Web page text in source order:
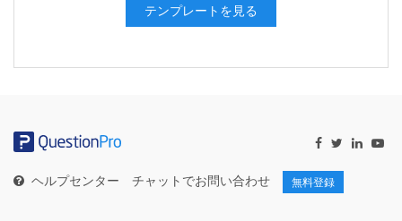
テンプレートを見る
ヘルプセンター チャットでお問い合わせ 無料登録